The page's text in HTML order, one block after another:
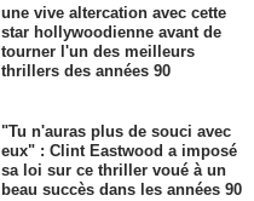
une vive altercation avec cette
star hollywoodienne avant de
tourner l'un des meilleurs
thrillers des années 90
"Tu n'auras plus de souci avec
eux" : Clint Eastwood a imposé
sa loi sur ce thriller voué à un
beau succès dans les années 90